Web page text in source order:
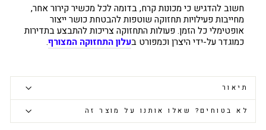
חשוב להדגיש כי מכונות קרח, בדומה לכל מכשיר קירור אחר,
מחייבות פעילויות תחזוקה שוטפות להבטחת כושר ייצור
אופטימלי כל הזמן. פעולות התחזוקה צריכות להתבצע בתדירות
כמוגדר על-ידי היצרן וכמפורט בעלון התחזוקה המצורף.
תיאור
לא בטוחים? שאלו אותנו על מוצר זה